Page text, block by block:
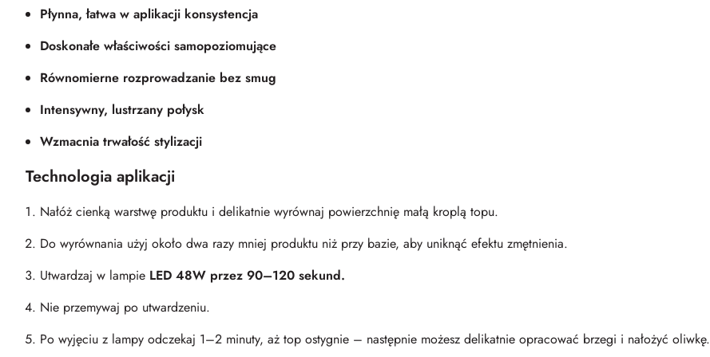
Płynna, łatwa w aplikacji konsystencja
Doskonałe właściwości samopoziomujące
Równomierne rozprowadzanie bez smug
Intensywny, lustrzany połysk
Wzmacnia trwałość stylizacji
Technologia aplikacji
Nałóż cienką warstwę produktu i delikatnie wyrównaj powierzchnię małą kroplą topu.
Do wyrównania użyj około dwa razy mniej produktu niż przy bazie, aby uniknąć efektu zmętnienia.
Utwardzaj w lampie LED 48W przez 90–120 sekund.
Nie przemywaj po utwardzeniu.
Po wyjęciu z lampy odczekaj 1–2 minuty, aż top ostygnie – następnie możesz delikatnie opracować brzegi i nałożyć oliwkę.